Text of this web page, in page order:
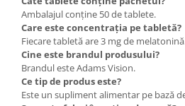
Ambalajul conține 50 de tablete.
Care este concentrația pe tabletă?
Fiecare tabletă are 3 mg de
Cine este brandul produsului?
Brandul este Adams Vision.
Ce tip de produs este?
Este un supliment alimentar pe bază